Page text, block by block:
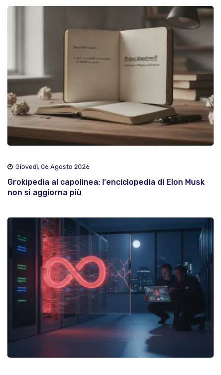
Giovedì, 06 Agosto 2026
Grokipedia al capolinea: l'enciclopedia di Elon Musk
non si aggiorna più